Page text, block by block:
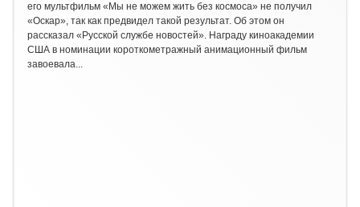
его мультфильм «Мы не можем жить без космоса» не получил
«Оскар», так как предвидел такой результат. Об этом он
рассказал «Русской службе новостей». Награду киноакадемии
США в номинации короткометражный анимационный фильм
завоевала...